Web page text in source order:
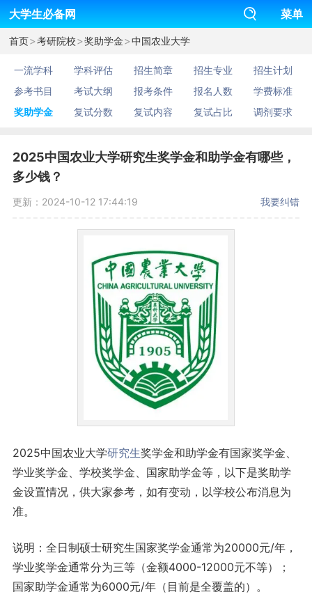
大学生必备网 菜单
首页>考研院校>奖助学金>中国农业大学
一流学科 学科评估 招生简章 招生专业
招生计划
参考书目
考试大纲 报考条件 报名人数
学费标准
奖助学金
复试分数 复试内容 复试占比 调剂要求
2025中国农业大学研究生奖学金和助学金有哪些，
多少钱？
更新：2024-10-12 17:44:19 我要纠错
2025中国农业大学研究生奖学金和助学金有国家奖学金、
学业奖学金、学校奖学金、国家助学金等，以下是奖助学
金设置情况，供大家参考，如有变动，以学校公布消息为
准。
说明：全日制硕士研究生国家奖学金通常为20000元/年，
学业奖学金通常分为三等（金额4000-12000元不等）；
国家助学金通常为6000元/年（目前是全覆盖的）。